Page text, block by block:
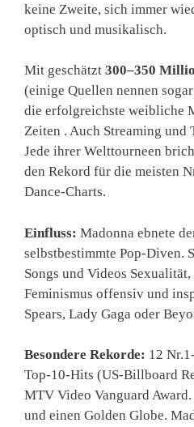
keine Zweite, sich immer
optisch und musikalisch.
Mit geschätzt 300–350
(einige Quellen nennen
die erfolgreichste weibliche
Zeiten . Auch Streaming und
Jede ihrer Welttourneen
den Rekord für die meisten
Dance-Charts.
Einfluss: Madonna ebnete
selbstbestimmte Pop-Diven.
Songs und Videos
Feminismus offensiv und
Spears, Lady Gaga oder
Besondere Rekorde: 12
Top-10-Hits (US-Billboard
MTV Video Vanguard
und einen Golden Globe.